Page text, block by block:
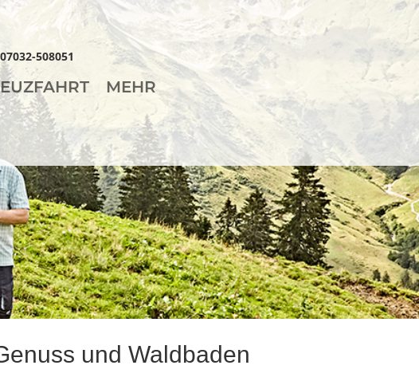
07032-508051
MEHR
und Waldbaden